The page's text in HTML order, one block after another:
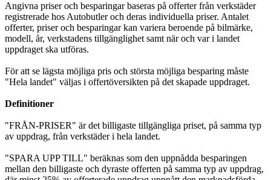
Angivna priser och besparingar baseras på offerter från verkstäder
registrerade hos Autobutler och deras individuella priser. Antalet
offerter, priser och besparingar kan variera beroende på bilmärke,
modell, år, verkstadens tillgänglighet samt när och var i landet
uppdraget ska utföras.
För att se lägsta möjliga pris och största möjliga besparing måste
"Hela landet" väljas i offertöversikten på det skapade uppdraget.
Definitioner
"FRÅN-PRISER" är det billigaste tillgängliga priset, på samma typ
av uppdrag, från verkstäder i hela landet.
"SPARA UPP TILL" beräknas som den uppnådda besparingen
mellan den billigaste och dyraste offerten på samma typ av uppdrag,